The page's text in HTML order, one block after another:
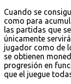
Cuando se
como para
las partidas que
únicamente
jugador como de
se obtienen
progresión en
que el juegue